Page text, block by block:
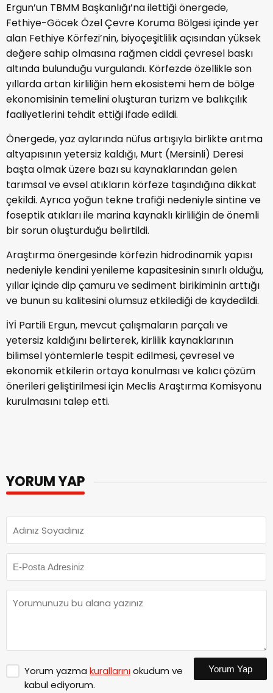
Ergun’un TBMM Başkanlığı’na ilettiği önergede,
Fethiye-Göcek Özel Çevre Koruma Bölgesi içinde yer
alan Fethiye Körfezi’nin, biyoçeşitlilik açısından yüksek
değere sahip olmasına rağmen ciddi çevresel baskı
altında bulunduğu vurgulandı. Körfezde özellikle son
yıllarda artan kirliliğin hem ekosistemi hem de bölge
ekonomisinin temelini oluşturan turizm ve balıkçılık
faaliyetlerini tehdit ettiği ifade edildi.
Önergede, yaz aylarında nüfus artışıyla birlikte arıtma
altyapısının yetersiz kaldığı, Murt (Mersinli) Deresi
başta olmak üzere bazı su kaynaklarından gelen
tarımsal ve evsel atıkların körfeze taşındığına dikkat
çekildi. Ayrıca yoğun tekne trafiği nedeniyle sintine ve
foseptik atıkları ile marina kaynaklı kirliliğin de önemli
bir sorun oluşturduğu belirtildi.
Araştırma önergesinde körfezin hidrodinamik yapısı
nedeniyle kendini yenileme kapasitesinin sınırlı olduğu,
yıllar içinde dip çamuru ve sediment birikiminin arttığı
ve bunun su kalitesini olumsuz etkilediği de kaydedildi.
İYİ Partili Ergun, mevcut çalışmaların parçalı ve
yetersiz kaldığını belirterek, kirlilik kaynaklarının
bilimsel yöntemlerle tespit edilmesi, çevresel ve
ekonomik etkilerin ortaya konulması ve kalıcı çözüm
önerileri geliştirilmesi için Meclis Araştırma Komisyonu
kurulmasını talep etti.
YORUM YAP
Yorum yazma kurallarınıokudum ve
kabul ediyorum.
Yorum Yap